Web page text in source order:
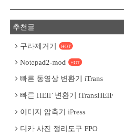
추천글
구라제거기 HOT
Notepad2-mod HOT
빠른 동영상 변환기 iTrans
빠른 HEIF 변환기 iTransHEIF
이미지 압축기 iPress
디카 사진 정리도구 FPO